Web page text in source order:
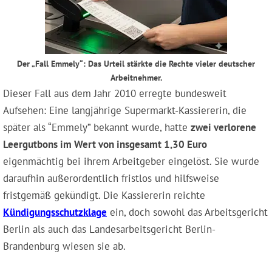
Der „Fall Emmely“: Das Urteil stärkte die Rechte vieler deutscher
Arbeitnehmer.
Dieser Fall aus dem Jahr 2010 erregte bundesweit
Aufsehen: Eine langjährige Supermarkt-Kassiererin, die
später als “Emmely” bekannt wurde, hatte zwei verlorene
Leergutbons im Wert von insgesamt 1,30 Euro
eigenmächtig bei ihrem Arbeitgeber eingelöst. Sie wurde
daraufhin außerordentlich fristlos und hilfsweise
fristgemäß gekündigt. Die Kassiererin reichte
Kündigungsschutzklage ein, doch sowohl das Arbeitsgericht
Berlin als auch das Landesarbeitsgericht Berlin-
Brandenburg wiesen sie ab.